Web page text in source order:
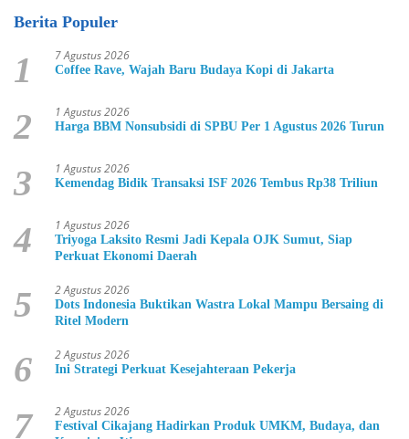
Berita Populer
1 7 Agustus 2026
Coffee Rave, Wajah Baru Budaya Kopi di Jakarta
2 1 Agustus 2026
Harga BBM Nonsubsidi di SPBU Per 1 Agustus 2026 Turun
3 1 Agustus 2026
Kemendag Bidik Transaksi ISF 2026 Tembus Rp38 Triliun
4 1 Agustus 2026
Triyoga Laksito Resmi Jadi Kepala OJK Sumut, Siap
Perkuat Ekonomi Daerah
5 2 Agustus 2026
Dots Indonesia Buktikan Wastra Lokal Mampu Bersaing di
Ritel Modern
6 2 Agustus 2026
Ini Strategi Perkuat Kesejahteraan Pekerja
7 2 Agustus 2026
Festival Cikajang Hadirkan Produk UMKM, Budaya, dan